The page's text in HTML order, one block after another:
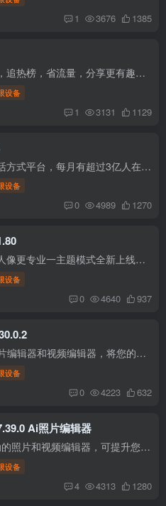
1 3676 1385
视频，看明星，追热榜，省流量，分享更有趣的生活； 【更快】小安装包，极速下载。浏览更省流量，运行丝滑流畅。 【更赞】覆盖全网千万精彩原创小视频，分享真实有趣的生活。 【更好看】海量视...
设备
1 3131 1129
是年轻人的生活方式平台，每月有超过3亿人在这里分享生活经验，发现真实、美好、多元的世界，找到想要的生活 。 兼容性 iPhone：iOS 14.0+ iPad：iPadOS 14.0+ 版本说明 更新至最新版； 注入小...
设备
0 4989 1270
美颜相机，拍人像更专业一主题模式全新上线：满足更多「新人群」、「新场景」、「新审美」的影像需求！视频拍摄更专业：手机秒变vlog神器，还有「视频精修」拯救原相机废片！医美级美颜参数：70...
设备
0 4640 937
使用Picsart照片编辑器和视频编辑器，将您的创意变为现实。製作专业水準的拼贴画、设计并添加贴纸、快速移除和更换背景，体验流行编辑，比如 黄金时刻、镜中自拍、复古噪点滤镜或千禧滤镜。 Pic...
设备
0 4223 632
Ai照片编辑器
是一款 AI 驱动的照片和视频编辑器，可提升您在 Instagram、TikTok 和 Youtube 等社交媒体平台上的数字形象。我们的目标是让每个人都能轻松而富有创意地进行视频编辑。零编辑知识的用户可以创建...
设备
4 4313 1280